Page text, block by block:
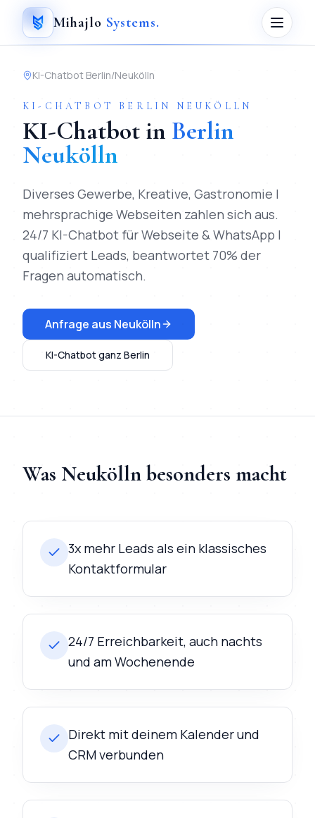
Mihajlo Systems.
KI-Chatbot Berlin/Neukölln
KI-CHATBOT BERLIN NEUKÖLLN
KI-Chatbot in Berlin
Neukölln
Diverses Gewerbe, Kreative, Gastronomie |
mehrsprachige Webseiten zahlen sich aus.
24/7 KI-Chatbot für Webseite & WhatsApp |
qualifiziert Leads, beantwortet 70% der
Fragen automatisch.
Anfrage aus Neukölln
KI-Chatbotganz Berlin
Was Neuköllnbesonders macht
3x mehr Leads als ein klassisches
Kontaktformular
24/7 Erreichbarkeit, auch nachts
und am Wochenende
Direkt mit deinem Kalender und
CRM verbunden